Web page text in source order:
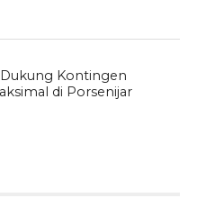
Kontingen
di Porsenijar